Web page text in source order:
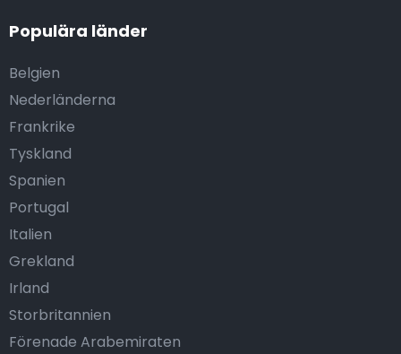
Populära länder
Belgien
Nederländerna
Frankrike
Tyskland
Spanien
Portugal
Italien
Grekland
Irland
Storbritannien
Förenade Arabemiraten